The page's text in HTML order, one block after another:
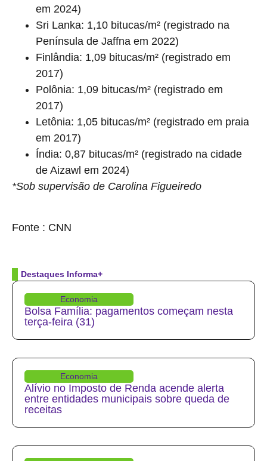
em 2024)
Sri Lanka: 1,10 bitucas/m² (registrado na
Península de Jaffna em 2022)
Finlândia: 1,09 bitucas/m² (registrado em
2017)
Polônia: 1,09 bitucas/m² (registrado em
2017)
Letônia: 1,05 bitucas/m² (registrado em praia
em 2017)
Índia: 0,87 bitucas/m² (registrado na cidade
de Aizawl em 2024)
*Sob supervisão de Carolina Figueiredo
Fonte : CNN
Destaques Informa+
Economia
Bolsa Família: pagamentos começam nesta
terça-feira (31)
Economia
Alívio no Imposto de Renda acende alerta
entre entidades municipais sobre queda de
receitas